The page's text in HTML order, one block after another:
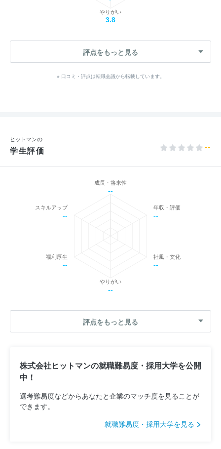
やりがい
3.8
評点をもっと見る
※ 口コミ・評点は転職会議から転載しています。
ヒットマンの
学生評価 --
成長・将来性
--
年収・評価
--
社風・文化
--
やりがい
--
福利厚生
--
スキルアップ
--
評点をもっと見る
株式会社ヒットマンの就職難易度・採用大学を公開
中！
選考難易度などからあなたと企業のマッチ度を見ることが
できます。
就職難易度・採用大学を見る